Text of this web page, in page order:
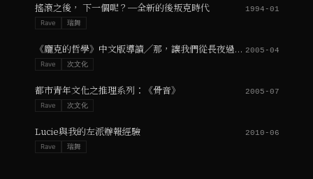
搖滾之後， 下一個呢？─全新的後叛克時代 1994-01
Rave 瑞舞
《龐克的哲學》中文版導讀╱那，讓我們從長夜過後開始！ 2005-04
Rave 次文化
都市青年文化之推理系列：《骨音》 2005-07
Rave 次文化
Lucie與我的左派辦報經驗 2010-06
Rave 瑞舞